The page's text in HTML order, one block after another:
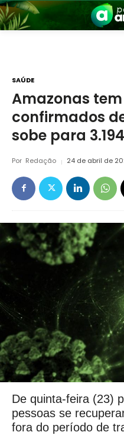
Amazônia
SAÚDE
Amazonas
confirmados
sobe para 3.194
Por Redação 24 de abril de
De quinta-feira (23)
pessoas se
fora do período de